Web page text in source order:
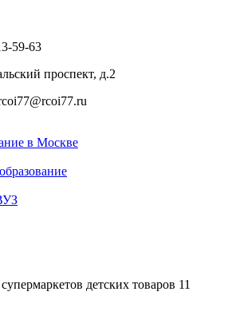
59-63
проспект, д.2
в Москве
детских товаров 11